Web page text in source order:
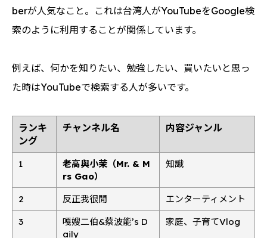
berが人気なこと。これは台湾人がYouTubeをGoogle検
索のように利用することが関係しています。
例えば、何かを知りたい、勉強したい、買いたいと思っ
た時はYouTubeで検索する人が多いです。
ランキ
ング
チャンネル名 内容ジャンル
1
老高與小茉（Mr. & M
rs Gao）
知識
2 反正我很閒
エンターティメント
3
嘎嫂二伯&蔡波能’s D
aily
家庭、子育てVlog